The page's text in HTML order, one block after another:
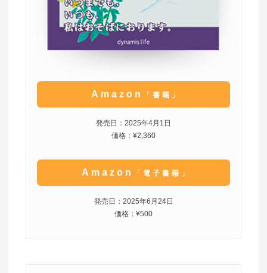
Amazon 「書籍」
発売日：2025年4月1日
価格：¥2,360
Amazon 「電子書籍」
発売日：2025年6月24日
価格：¥500